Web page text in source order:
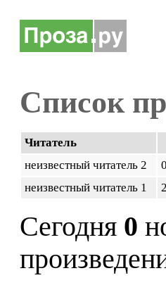
Список
Читатель
неизвестный читатель 2
неизвестный читатель 1
Сегодня 0